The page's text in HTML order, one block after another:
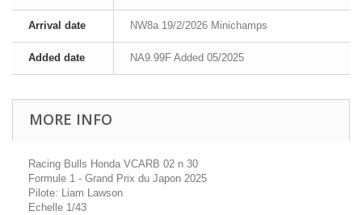
Arrival date NW8a 19/2/2026 Minichamps
Added date NA9.99F Added 05/2025
MORE INFO
Racing Bulls Honda VCARB 02 n 30
Formule 1 - Grand Prix du Japon 2025
Pilote: Liam Lawson
Echelle 1/43